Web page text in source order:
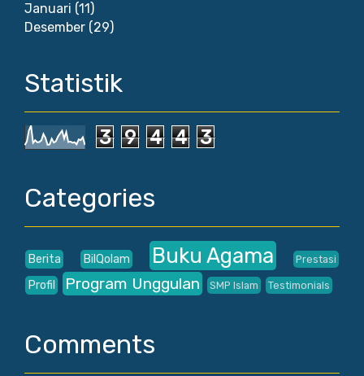
Januari (11)
Desember (29)
Statistik
3 9 4 4 3
Categories
Berita BilQolam Buku Agama Prestasi
Profil Program Unggulan SMP Islam Testimonials
Comments